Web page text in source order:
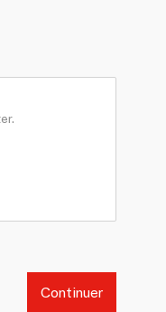
Continuer